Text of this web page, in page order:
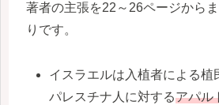
著者の主張を22～26ページから
りです。
イスラエルは入植者による植
パレスチナ人に対するアパル